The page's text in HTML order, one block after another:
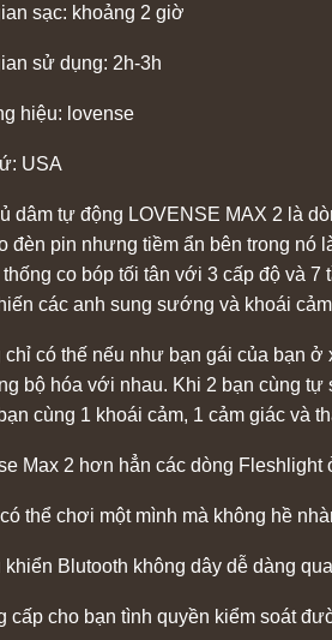
sạc: khoảng 2 giờ
sử dụng: 2h-3h
hiệu: lovense
USA
dâm tự động LOVENSE MAX 2 là
đèn pin nhưng tiềm ẩn bên trong nó
co bóp tối tân với 3 cấp độ và 7
các anh sung sướng và khoái
chỉ có thế nếu như bạn gái của bạn
bộ hóa với nhau. Khi 2 bạn cùng
cùng 1 khoái cảm, 1 cảm giác và
Max 2 hơn hẳn các dòng Fleshlight
thể chơi một mình mà không hề
Blutooth không dây dễ dàng
cấp cho bạn tình quyền kiểm soát